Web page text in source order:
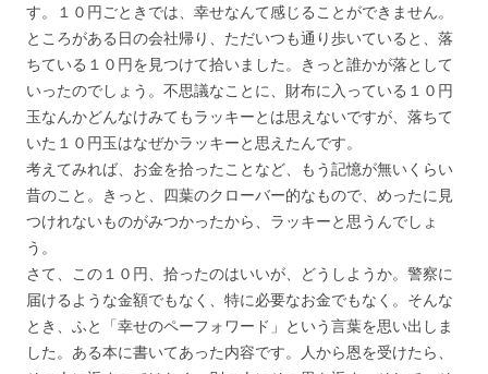
す。１０円ごときでは、幸せなんて感じることができません。
ところがある日の会社帰り、ただいつも通り歩いていると、落
ちている１０円を見つけて拾いました。きっと誰かが落として
いったのでしょう。不思議なことに、財布に入っている１０円
玉なんかどんなけみてもラッキーとは思えないですが、落ちて
いた１０円玉はなぜかラッキーと思えたんです。
考えてみれば、お金を拾ったことなど、もう記憶が無いくらい
昔のこと。きっと、四葉のクローバー的なもので、めったに見
つけれないものがみつかったから、ラッキーと思うんでしょ
う。
さて、この１０円、拾ったのはいいが、どうしようか。警察に
届けるような金額でもなく、特に必要なお金でもなく。そんな
とき、ふと「幸せのペーフォワード」という言葉を思い出しま
した。ある本に書いてあった内容です。人から恩を受けたら、